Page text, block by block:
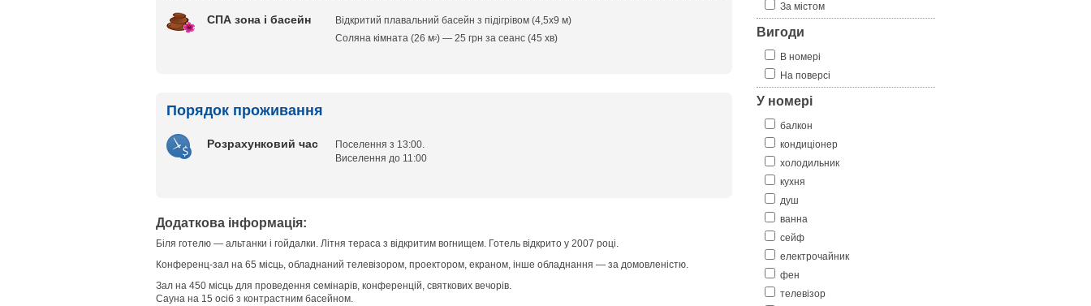
СПА зона і басейн
Відкритий плавальний басейн з підігрівом (4,5х9 м)
Соляна кімната (26 м2) — 25 грн за сеанс (45 хв)
Порядок проживання
Розрахунковий час
Поселення з 13:00.
Виселення до 11:00
Додаткова інформація:
Біля готелю — альтанки і гойдалки. Літня тераса з відкритим вогнищем. Готель відкрито у 2007 році.
Конференц-зал на 65 місць, обладнаний телевізором, проектором, екраном, інше обладнання — за домовленістю.
Зал на 450 місць для проведення семінарів, конференцій, святкових вечорів.
Сауна на 15 осіб з контрастним басейном.
За містом
Вигоди
В номері
На поверсі
У номері
балкон
кондиціонер
холодильник
кухня
душ
ванна
сейф
електрочайник
фен
телевізор